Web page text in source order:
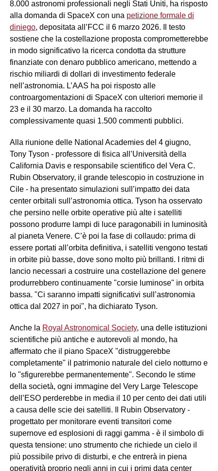
8.000 astronomi professionali negli Stati Uniti, ha risposto
alla domanda di SpaceX con una petizione formale di
diniego, depositata all’FCC il 6 marzo 2026. Il testo
sostiene che la costellazione proposta comprometterebbe
in modo significativo la ricerca condotta da strutture
finanziate con denaro pubblico americano, mettendo a
rischio miliardi di dollari di investimento federale
nell’astronomia. L’AAS ha poi risposto alle
controargomentazioni di SpaceX con ulteriori memorie il
23 e il 30 marzo. La domanda ha raccolto
complessivamente quasi 1.500 commenti pubblici.
Alla riunione delle National Academies del 4 giugno,
Tony Tyson - professore di fisica all’Università della
California Davis e responsabile scientifico del Vera C.
Rubin Observatory, il grande telescopio in costruzione in
Cile - ha presentato simulazioni sull’impatto dei data
center orbitali sull’astronomia ottica. Tyson ha osservato
che persino nelle orbite operative più alte i satelliti
possono produrre lampi di luce paragonabili in luminosità
al pianeta Venere. C’è poi la fase di collaudo: prima di
essere portati all’orbita definitiva, i satelliti vengono testati
in orbite più basse, dove sono molto più brillanti. I ritmi di
lancio necessari a costruire una costellazione del genere
produrrebbero continuamente "corsie luminose" in orbita
bassa. "Ci saranno impatti significativi sull’astronomia
ottica dal 2027 in poi", ha dichiarato Tyson.
Anche la Royal Astronomical Society, una delle istituzioni
scientifiche più antiche e autorevoli al mondo, ha
affermato che il piano SpaceX "distruggerebbe
completamente" il patrimonio naturale del cielo notturno e
lo "sfigurerebbe permanentemente". Secondo le stime
della società, ogni immagine del Very Large Telescope
dell’ESO perderebbe in media il 10 per cento dei dati utili
a causa delle scie dei satelliti. Il Rubin Observatory -
progettato per monitorare eventi transitori come
supernove ed esplosioni di raggi gamma - è il simbolo di
questa tensione: uno strumento che richiede un cielo il
più possibile privo di disturbi, e che entrerà in piena
operatività proprio negli anni in cui i primi data center